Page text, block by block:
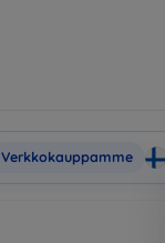
Verkkokauppamme